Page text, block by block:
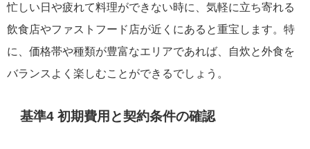
忙しい日や疲れて料理ができない時に、気軽に立ち寄れる
飲食店やファストフード店が近くにあると重宝します。特
に、価格帯や種類が豊富なエリアであれば、自炊と外食を
バランスよく楽しむことができるでしょう。
基準4 初期費用と契約条件の確認